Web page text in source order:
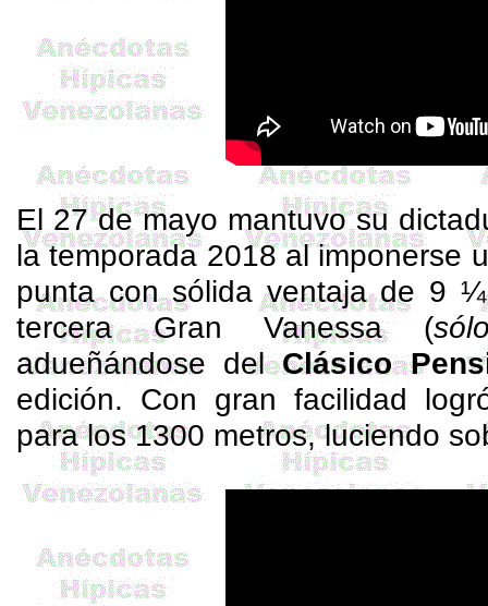
El 27 de mayo mantuvo su
la temporada 2018 al imponerse
punta con sólida ventaja de 9
tercera Gran Vanessa (
adueñándose delClásico
edición. Con gran facilidad
para los 1300 metros, luciendo